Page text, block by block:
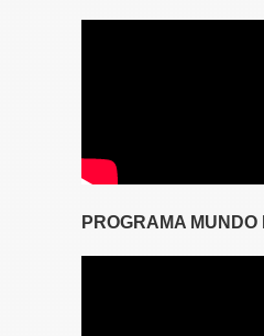
PROGRAMA